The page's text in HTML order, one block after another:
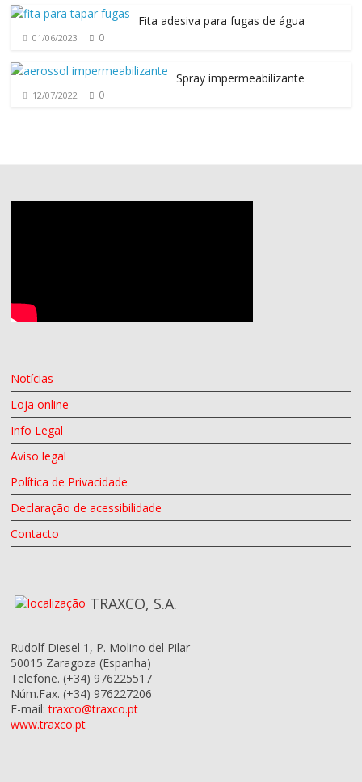
Fita adesiva para fugas de água
01/06/2023 0
Spray impermeabilizante
12/07/2022 0
Notícias
Loja online
Info Legal
Aviso legal
Política de Privacidade
Declaração de acessibilidade
Contacto
TRAXCO, S.A.
Rudolf Diesel 1, P. Molino del Pilar
50015 Zaragoza (Espanha)
Telefone.(+34) 976225517
Núm.Fax.(+34) 976227206
E-mail:traxco@traxco.pt
www.traxco.pt